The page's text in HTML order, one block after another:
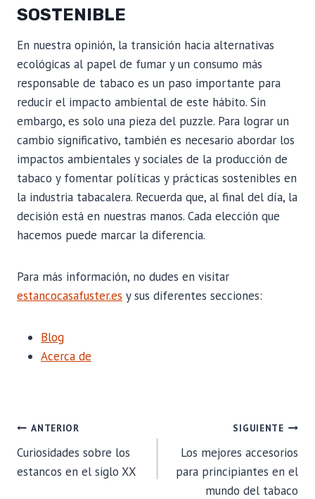
SOSTENIBLE
En nuestra opinión, la transición hacia alternativas
ecológicas al papel de fumar y un consumo más
responsable de tabaco es un paso importante para
reducir el impacto ambiental de este hábito. Sin
embargo, es solo una pieza del puzzle. Para lograr un
cambio significativo, también es necesario abordar los
impactos ambientales y sociales de la producción de
tabaco y fomentar políticas y prácticas sostenibles en
la industria tabacalera. Recuerda que, al final del día, la
decisión está en nuestras manos. Cada elección que
hacemos puede marcar la diferencia.
Para más información, no dudes en visitar
estancocasafuster.es y sus diferentes secciones:
Blog
Acerca de
NAVEGACIÓN
DE
ANTERIOR
Curiosidades sobre los
estancos en el siglo XX
SIGUIENTE
Los mejores accesorios
para principiantes en el
mundo del tabaco